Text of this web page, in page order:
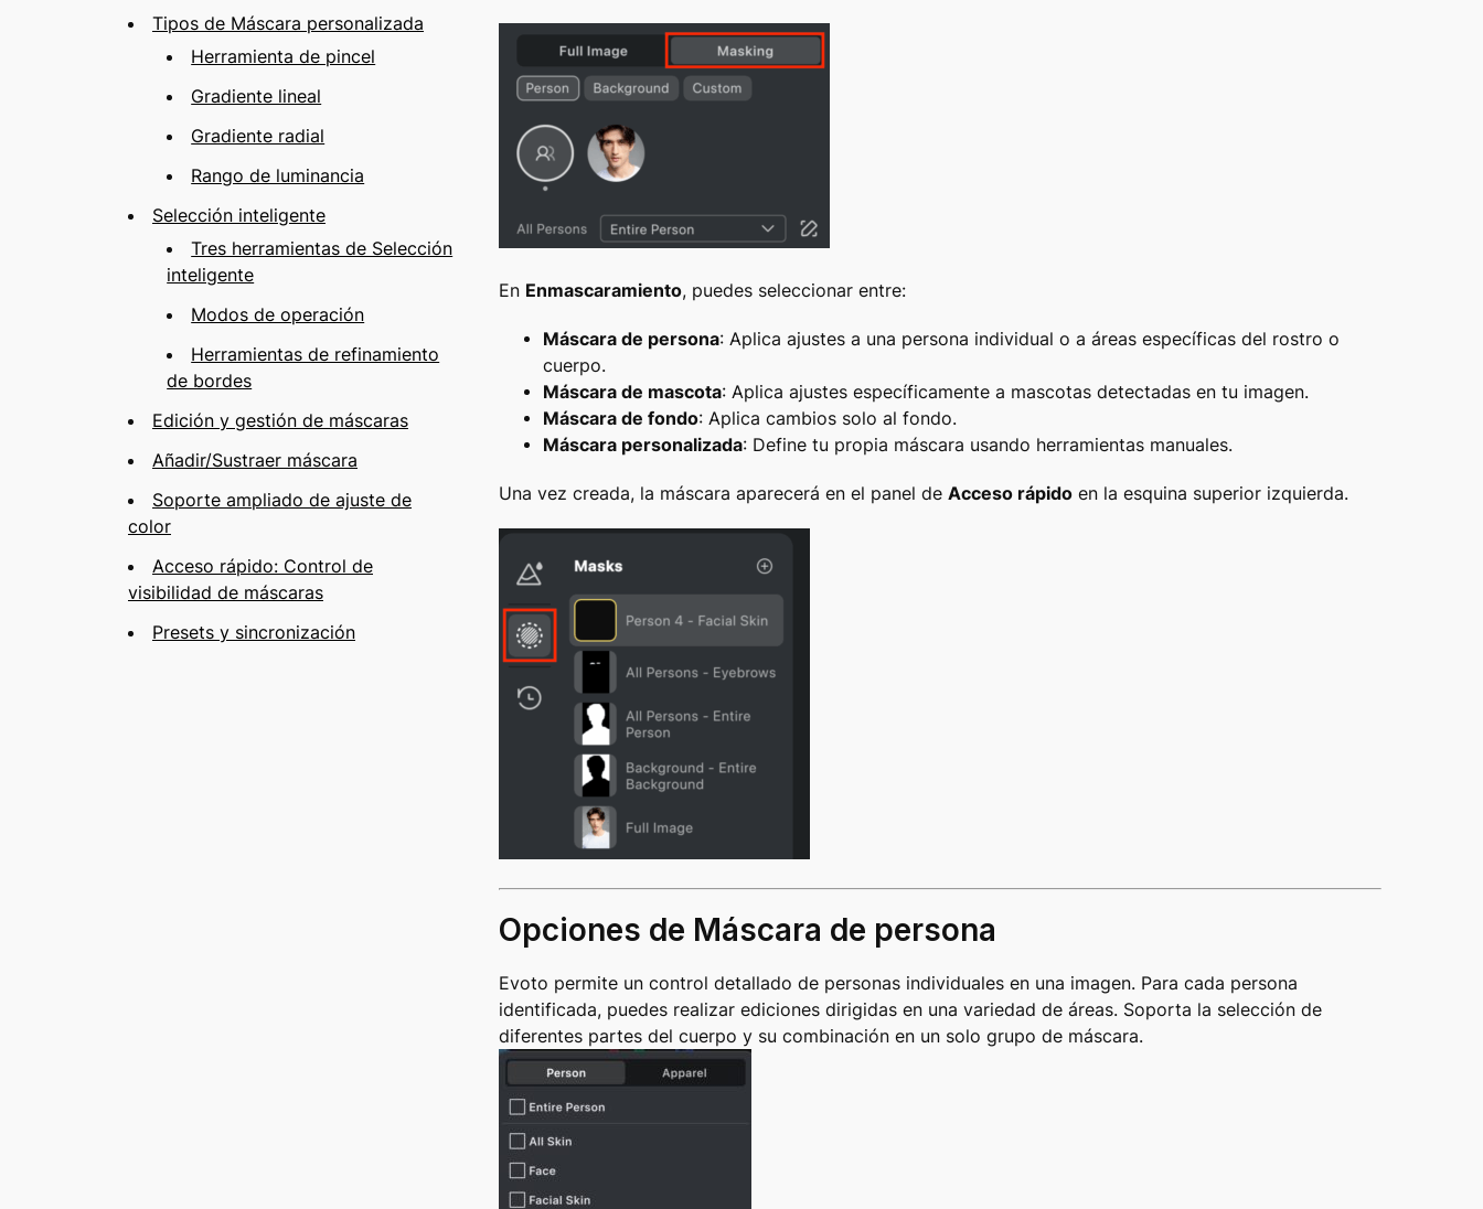
Tipos de Máscara personalizada
Herramienta de pincel
Gradiente lineal
Gradiente radial
Rango de luminancia
Selección inteligente
Tres herramientas de Selección
inteligente
Modos de operación
Herramientas de refinamiento
de bordes
Edición y gestión de máscaras
Añadir/Sustraer máscara
Soporte ampliado de ajuste de
color
Acceso rápido: Control de
visibilidad de máscaras
Presets y sincronización
En Enmascaramiento, puedes seleccionar entre:
Máscara de persona: Aplica ajustes a una persona individual o a áreas específicas del rostro o
cuerpo.
Máscara de mascota: Aplica ajustes específicamente a mascotas detectadas en tu imagen.
Máscara de fondo: Aplica cambios solo al fondo.
Máscara personalizada: Define tu propia máscara usando herramientas manuales.
Una vez creada, la máscara aparecerá en el panel de Acceso rápido en la esquina superior izquierda.
Opciones de Máscara de persona
Evoto permite un control detallado de personas individuales en una imagen. Para cada persona
identificada, puedes realizar ediciones dirigidas en una variedad de áreas. Soporta la selección de
diferentes partes del cuerpo y su combinación en un solo grupo de máscara.